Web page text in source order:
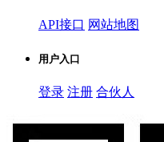
API接口 网站地图
用户入口
登录 注册 合伙人